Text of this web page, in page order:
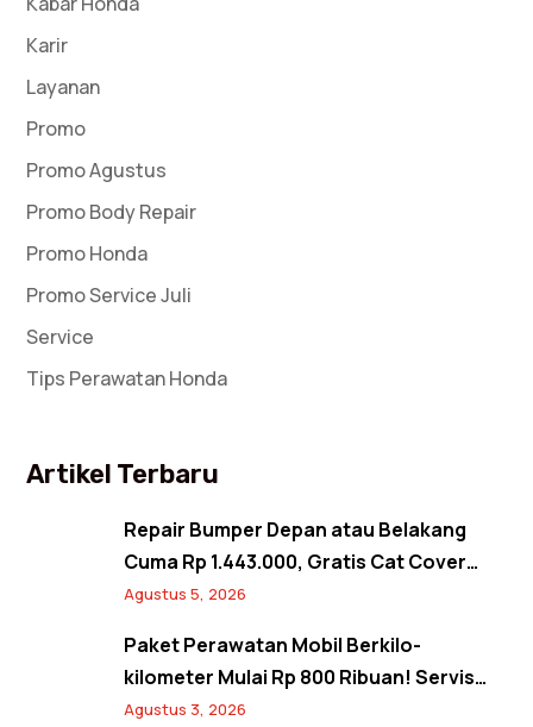
Karir
Layanan
Promo
Promo Agustus
Promo Body Repair
Promo Honda
Promo Service Juli
Service
Tips Perawatan Honda
Artikel Terbaru
Repair Bumper Depan atau Belakang
Cuma Rp 1.443.000, Gratis Cat Cover
Spion! Back to Shine Promo Agustus
Agustus 5, 2026
Paket Perawatan Mobil Berkilo-
kilometer Mulai Rp 800 Ribuan! Servis
Semangat Kemerdekaan Promo Agustus
Agustus 3, 2026